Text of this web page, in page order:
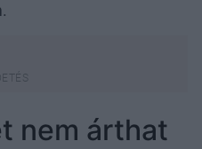
nem árthat